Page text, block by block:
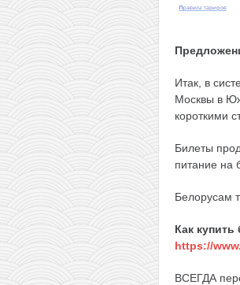
Итак, в
Москвы в
короткими
Билеты
питание на
Белорусам
Как
https://
ВСЕГДА